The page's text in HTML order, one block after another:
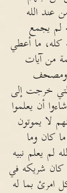
عند الله
لم يجمع
كله، ما أعطي
من آيات
ومصحف
خرجت إلى
أن يعلموا
لا يموتون
كان وما
لم يعلم نبيه
كان شريكه في
امرئ بما له